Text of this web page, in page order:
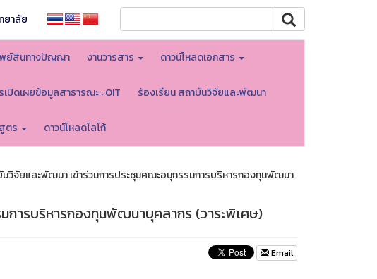
ยาลัย
ย์สินทางปัญญา งานวารสาร ดาวน์โหลดเอกสาร
เปิดเผยข้อมูลสาธารณะ : OIT ร้องเรียน สถาบันวิจัยและพัฒนา
ตร ดาวน์โหลดโลโก้
นวิจัยและพัฒนา เข้าร่วมการประชุมคณะอนุกรรมการบริหารกองทุนพัฒนา
การบริหารกองทุนพัฒนาบุคลากร (วาระพิเศษ)
Email